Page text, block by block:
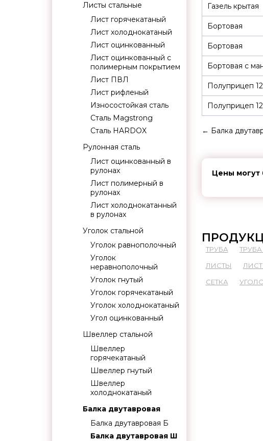
Листы стальные
Лист горячекатаный
Лист холоднокатаный
Лист оцинкованный
Лист оцинкованный с
полимерным покрытием
Лист ПВЛ
Лист рифленый
Износостойкая сталь
Сталь Magstrong
Сталь HARDOX
Рулонная сталь
Лист оцинкованный в
рулонах
Лист полимерный в
рулонах
Лист холоднокатанный
в рулонах
Уголок стальной
Уголок равнополочный
Уголок
неравнополочный
Уголок гнутый
Уголок горячекатаный
Уголок холоднокатаный
Угол оцинкованный
Швеллер стальной
Швеллер
горячекатаный
Швеллер гнутый
Швеллер
холоднокатаный
Балка двутавровая
Балка двутавровая Б
Балка двутавровая Ш
Газель крытая
Бортовая
Бортовая
Бортовая с
Полуприцеп
Полуприцеп
← Балка
Цены
ТРУБА
ЛИСТЫ
СЕТКА